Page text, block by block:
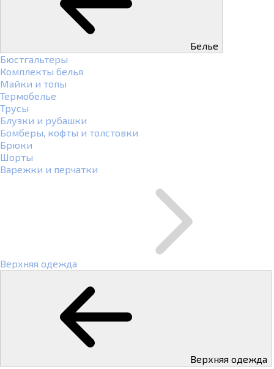
Белье
Бюстгальтеры
Комплекты белья
Майки и топы
Термобелье
Трусы
Блузки и рубашки
Бомберы, кофты и толстовки
Брюки
Шорты
Варежки и перчатки
Верхняя одежда
Верхняя одежда